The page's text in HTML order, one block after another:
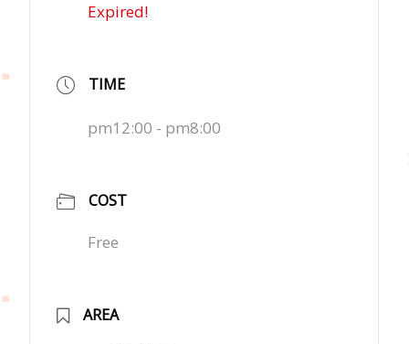
Expired!
TIME
pm12:00 - pm8:00
COST
Free
AREA